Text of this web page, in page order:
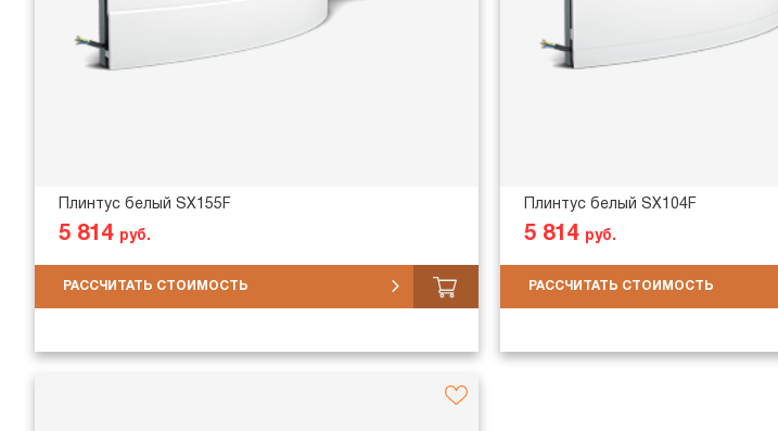
Плинтус белый SX155F
5 814 руб.
РАССЧИТАТЬ СТОИМОСТЬ
Плинтус белый SX104F
5 814 руб.
РАССЧИТАТЬ СТОИМОСТЬ